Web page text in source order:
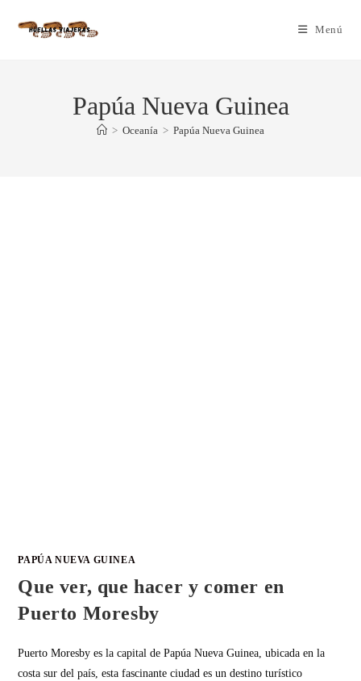
Menú
Papúa Nueva Guinea
> Oceanía > Papúa Nueva Guinea
PAPÚA NUEVA GUINEA
Que ver, que hacer y comer en
Puerto Moresby
Puerto Moresby es la capital de Papúa Nueva Guinea, ubicada en la
costa sur del país, esta fascinante ciudad es un destino turístico